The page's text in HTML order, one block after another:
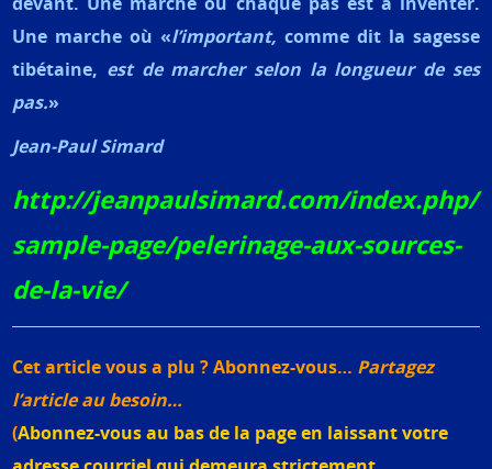
Une marche où «l’important, comme dit la sagesse
tibétaine, est de marcher selon la longueur de ses
pas.»
Jean-Paul Simard
http://jeanpaulsimard.com/index.php/
sample-page/pelerinage-aux-sources-
de-la-vie/
Cet article vous a plu ? Abonnez-vous… Partagez
l’article au besoin…
(Abonnez-vous au bas de la page en laissant votre